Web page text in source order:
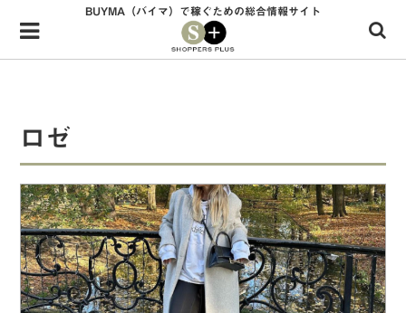
Menu
HOME
34歳独身OLバイマ実践記
ファッショントレンドを発信！SP通信
BUYMAで人気のブランド
BUYMAの売れ筋商品
BUYMA（バイマ）で稼ぐための総合情報サイト
ロゼ